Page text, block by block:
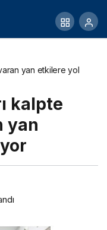
yan etkilere yol
kalpte
yan